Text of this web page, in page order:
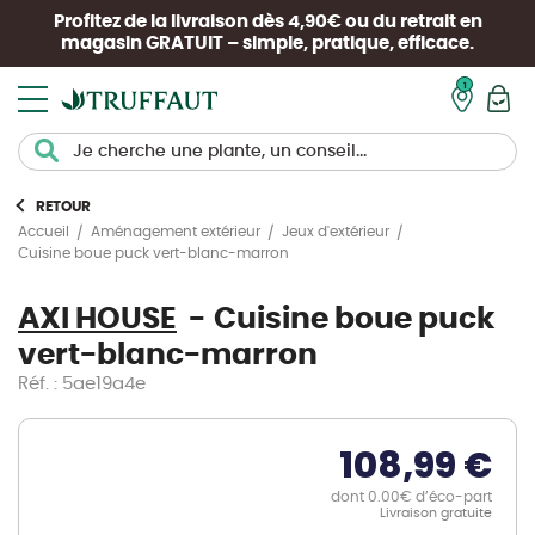
Profitez de la livraison dès 4,90€ ou du retrait en
magasin GRATUIT – simple, pratique, efficace.
RETOUR
Accueil
Aménagement extérieur
Jeux d'extérieur
Cuisine boue puck vert-blanc-marron
AXI HOUSE
Cuisine boue puck
vert-blanc-marron
Réf. : 5ae19a4e
108,99 €
dont 0.00€ d’éco-part
Livraison gratuite